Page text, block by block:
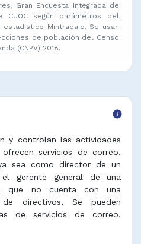
Gran Encuesta Integrada de
CUOC según parámetros del
Mintrabajo. Se usan
de población del Censo
(CNPV) 2018.
info
y controlan las actividades
servicios de correo,
sea como director de un
gerente general de una
que no cuenta con una
de directivos, Se pueden
de servicios de correo,